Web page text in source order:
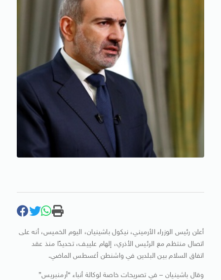
أعلن رئيس الوزراء الأرميني، نيكول باشينيان، اليوم الخميس، أنه على
اتصال منتظم مع الرئيس الأذري، إلهام علييف، تحديدًا منذ عقد
اتفاق السلام بين البلدين في واشنطن أغسطس الماضي.
وقال باشينيان – في تصريحات خاصة لوكالة أنباء “أرمنبريس”